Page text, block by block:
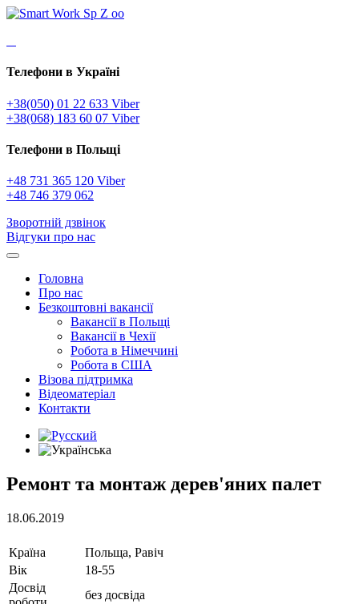
Телефони в Україні
+38(050) 01 22 633 Viber
+38(068) 183 60 07 Viber
Телефони в Польщі
+48 731 365 120 Viber
+48 746 379 062
Зворотній дзвінок
Відгуки про нас
Головна
Про нас
Безкоштовні вакансії
Вакансії в Польщі
Вакансії в Чехії
Робота в Німеччині
Робота в США
Візова підтримка
Відеоматеріал
Контакти
Ремонт та монтаж дерев'яних палет
18.06.2019
Країна
Польща, Равіч
Вік
18-55
Досвід
без досвіда